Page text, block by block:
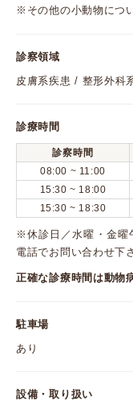
※その他の小動物につ
診察領域
皮膚系疾患 / 整形外科
診療時間
診察時間
08:00 ~ 11:00
15:30 ~ 18:00
15:30 ~ 18:30
※休診日／水曜・金
電話でお問い合わせ下
正確な診療時間は動物
駐車場
あり
設備・取り扱い